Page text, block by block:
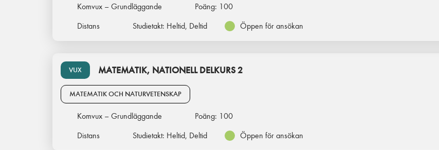
Komvux – Grundläggande Poäng: 100
Distans
Studietakt: Heltid, Deltid Öppen för ansökan
VUX MATEMATIK, NATIONELL DELKURS 2
MATEMATIK OCH NATURVETENSKAP
Komvux – Grundläggande Poäng: 100
Distans
Studietakt: Heltid, Deltid Öppen för ansökan